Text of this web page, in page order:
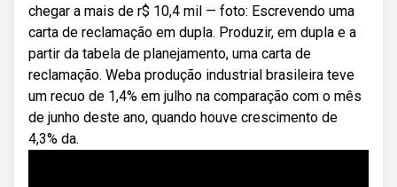
chegar a mais de r$ 10,4 mil — foto: Escrevendo uma
carta de reclamação em dupla. Produzir, em dupla e a
partir da tabela de planejamento, uma carta de
reclamação. Weba produção industrial brasileira teve
um recuo de 1,4% em julho na comparação com o mês
de junho deste ano, quando houve crescimento de
4,3% da.